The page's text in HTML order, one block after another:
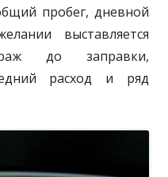
пробег, дневной
выставляется
до заправки,
расход и ряд